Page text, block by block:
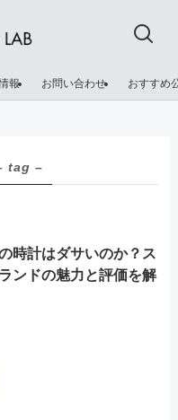
報 お問い合わせ おすすめ
tag –
時計はダサいのか？ス
ンドの魅力と評価を解